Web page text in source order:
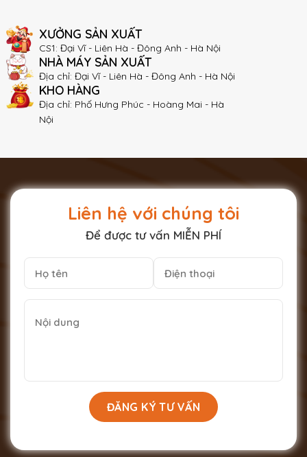
XƯỞNG SẢN XUẤT
CS1: Đại Vĩ - Liên Hà - Đông Anh - Hà Nội
NHÀ MÁY SẢN XUẤT
Địa chỉ: Đại Vĩ - Liên Hà - Đông Anh - Hà Nội
KHO HÀNG
Địa chỉ: Phố Hưng Phúc - Hoàng Mai - Hà
Nội
Liên hệ với chúng tôi
Để được tư vấn MIỄN PHÍ